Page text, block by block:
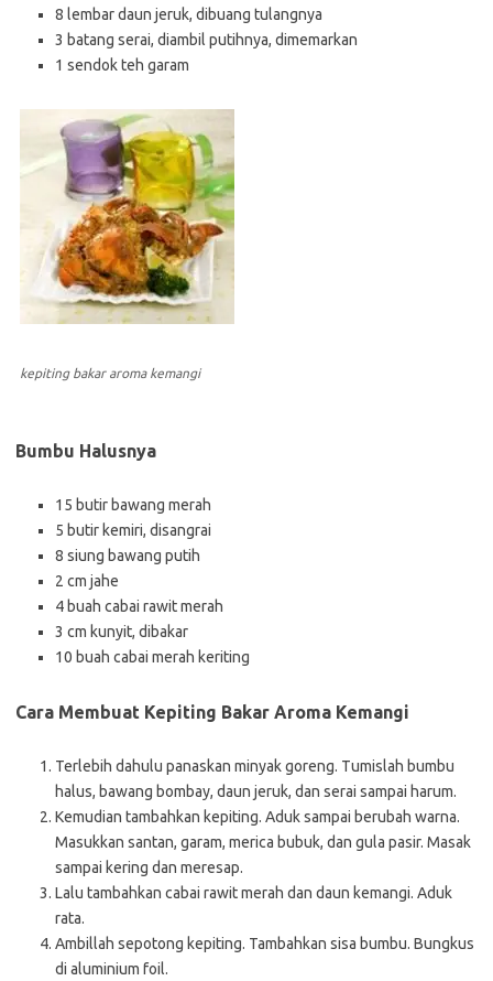
8 lembar daun jeruk, dibuang tulangnya
3 batang serai, diambil putihnya, dimemarkan
1 sendok teh garam
kepiting bakar aroma kemangi
Bumbu Halusnya
15 butir bawang merah
5 butir kemiri, disangrai
8 siung bawang putih
2 cm jahe
4 buah cabai rawit merah
3 cm kunyit, dibakar
10 buah cabai merah keriting
Cara Membuat Kepiting Bakar Aroma Kemangi
Terlebih dahulu panaskan minyak goreng. Tumislah bumbu
halus, bawang bombay, daun jeruk, dan serai sampai harum.
Kemudian tambahkan kepiting. Aduk sampai berubah warna.
Masukkan santan, garam, merica bubuk, dan gula pasir. Masak
sampai kering dan meresap.
Lalu tambahkan cabai rawit merah dan daun kemangi. Aduk
rata.
Ambillah sepotong kepiting. Tambahkan sisa bumbu. Bungkus
di aluminium foil.